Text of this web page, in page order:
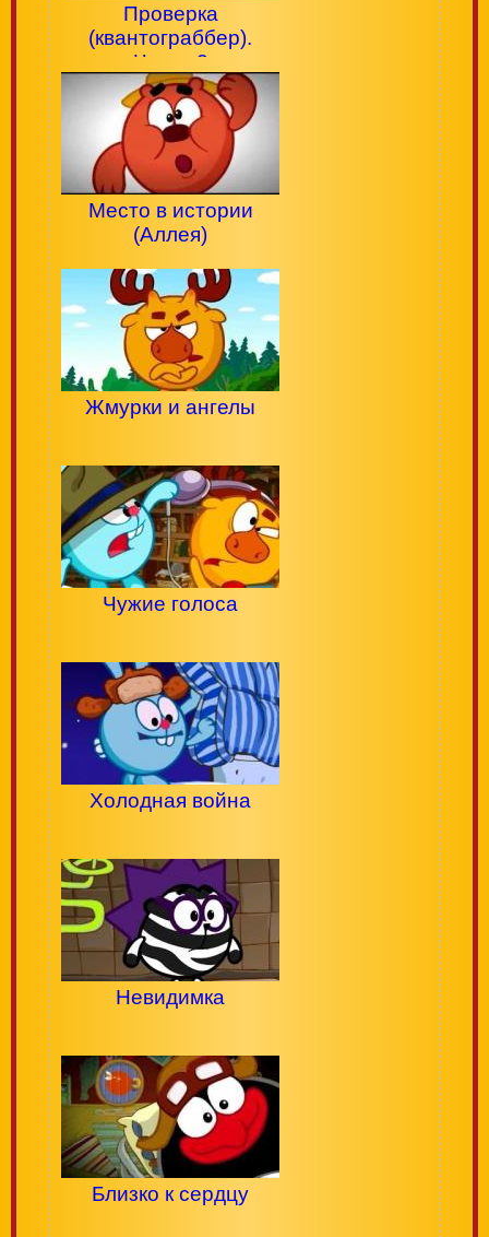
Проверка
(квантограббер).
Часть 2
Место в истории
(Аллея)
Жмурки и ангелы
Чужие голоса
Холодная война
Невидимка
Близко к сердцу